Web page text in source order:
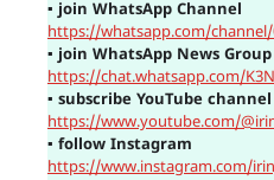
▪ join WhatsApp Channel
https://whatsapp.com/channel/
▪ join WhatsApp News Group
https://chat.whatsapp.com/
▪ subscribe YouTube channel
https://www.youtube.com/
▪ follow Instagram
https://www.instagram.com/